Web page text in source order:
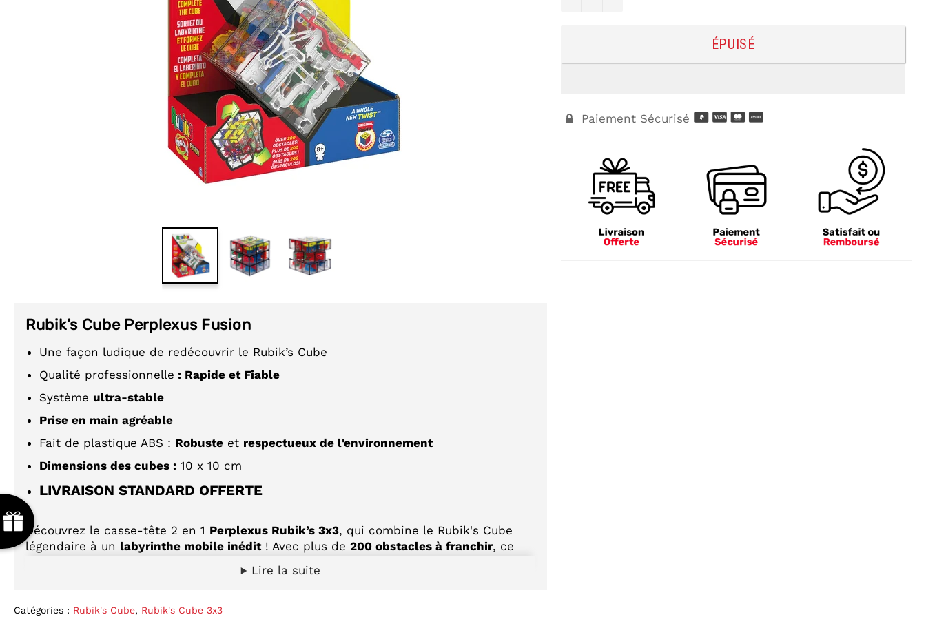
Rubik’s Cube Perplexus Fusion
Une façon ludique de redécouvrir le Rubik’s Cube
Qualité professionnelle : Rapide et Fiable
Système ultra-stable
Prise en main agréable
Fait de plastique ABS : Robuste et respectueux de l'environnement
Dimensions des cubes : 10 x 10 cm
LIVRAISON STANDARD OFFERTE
Découvrez le casse-tête 2 en 1 Perplexus Rubik’s 3x3, qui combine le Rubik's Cube
légendaire à un labyrinthe mobile inédit! Avec plus de 200 obstacles à franchir, ce
labyrinthe et faire avancer labille en 3D
Lire la suite
Catégories : Rubik's Cube, Rubik's Cube 3x3
ÉPUISÉ
 Paiement Sécurisé